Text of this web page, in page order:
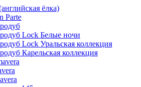
ёлка)
Parte
Lock Белые ночи
Lock Уральская коллекция
Карельская коллекция